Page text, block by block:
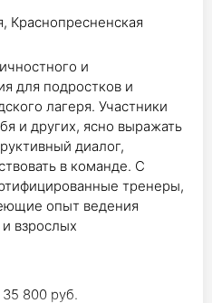
Краснопресненская
и
для подростков и
лагеря. Участники
и других, ясно выражать
диалог,
в команде. С
тренеры,
опыт ведения
взрослых
35 800 руб.